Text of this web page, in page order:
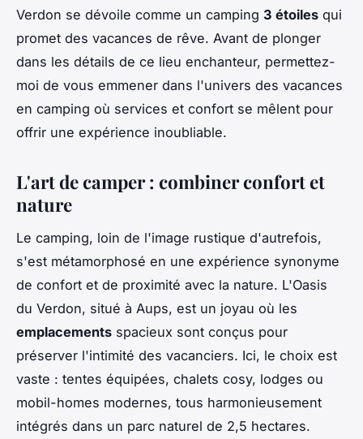
Verdon se dévoile comme un camping 3 étoiles qui
promet des vacances de rêve. Avant de plonger
dans les détails de ce lieu enchanteur, permettez-
moi de vous emmener dans l'univers des vacances
en camping où services et confort se mêlent pour
offrir une expérience inoubliable.
L'art de camper : combiner confort et
nature
Le camping, loin de l'image rustique d'autrefois,
s'est métamorphosé en une expérience synonyme
de confort et de proximité avec la nature. L'Oasis
du Verdon, situé à Aups, est un joyau où les
emplacements spacieux sont conçus pour
préserver l'intimité des vacanciers. Ici, le choix est
vaste : tentes équipées, chalets cosy, lodges ou
mobil-homes modernes, tous harmonieusement
intégrés dans un parc naturel de 2,5 hectares.